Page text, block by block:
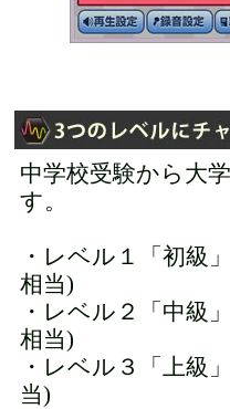
中学校受験から大
す。
・レベル１「初級
相当)
・レベル２「中級
相当)
・レベル３「上級
当)